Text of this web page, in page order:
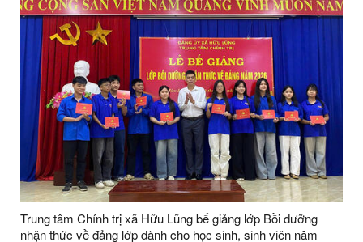
Trung tâm Chính trị xã Hữu Lũng bế giảng lớp Bồi dưỡng
nhận thức về đảng lớp dành cho học sinh, sinh viên năm